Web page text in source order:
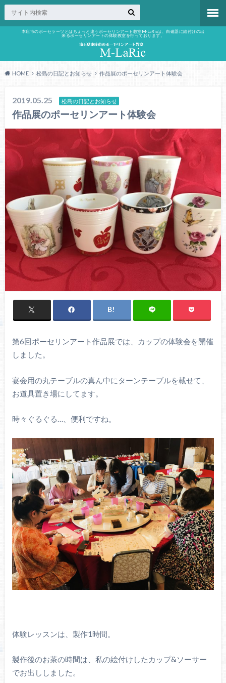
本庄市のポーセラーツとはちょっと違うポーセリンアート教室M-LaRicは、白磁器に絵付けの出
来るポーセリンアートの体験教室を行っております。
HOME 松島の日記とお知らせ 作品展のポーセリンアート体験会
2019.05.25 松島の日記とお知らせ
作品展のポーセリンアート体験会
第6回ポーセリンアート作品展では、カップの体験会を開催
しました。
宴会用の丸テーブルの真ん中にターンテーブルを載せて、
お道具置き場にしてます。
時々ぐるぐる…、便利ですね。
体験レッスンは、製作1時間。
製作後のお茶の時間は、私の絵付けしたカップ&ソーサー
でお出ししました。